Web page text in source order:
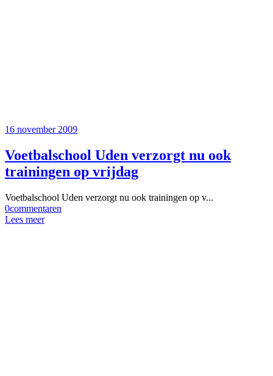
16 november 2009
Voetbalschool Uden verzorgt nu ook
trainingen op vrijdag
Voetbalschool Uden verzorgt nu ook trainingen op v...
0commentaren
Lees meer